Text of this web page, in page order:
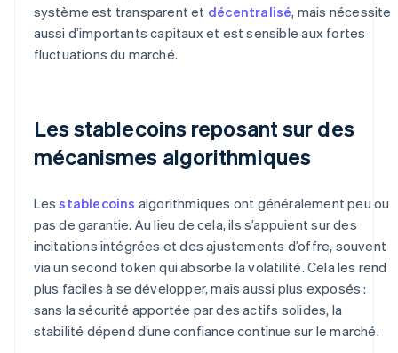
système est transparent et décentralisé, mais nécessite
aussi d’importants capitaux et est sensible aux fortes
fluctuations du marché.
Les stablecoins reposant sur des
mécanismes algorithmiques
Lesstablecoins algorithmiques ont généralement peu ou
pas de garantie. Au lieu de cela, ils s’appuient sur des
incitations intégrées et des ajustements d’offre, souvent
via un second token qui absorbe la volatilité. Cela les rend
plus faciles à se développer, mais aussi plus exposés :
sans la sécurité apportée par des actifs solides, la
stabilité dépend d’une confiance continue sur le marché.